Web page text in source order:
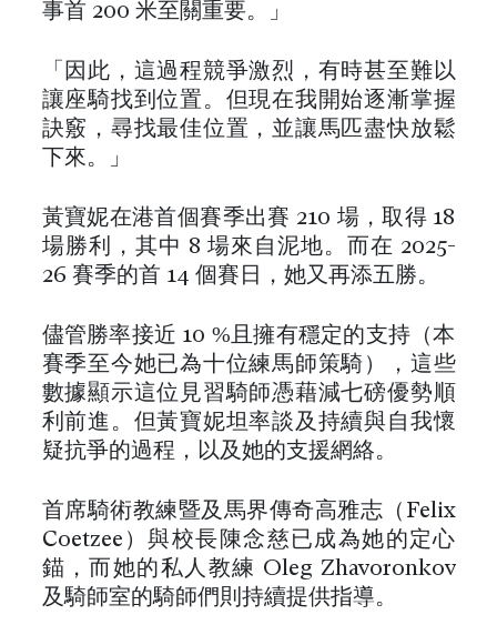
事首 200 米至關重要。」
「因此，這過程競爭激烈，有時甚至難以
讓座騎找到位置。但現在我開始逐漸掌握
訣竅，尋找最佳位置，並讓馬匹盡快放鬆
下來。」
黃寶妮在港首個賽季出賽 210 場，取得 18
場勝利，其中 8 場來自泥地。而在 2025-
26 賽季的首 14 個賽日，她又再添五勝。
儘管勝率接近 10 %且擁有穩定的支持（本
賽季至今她已為十位練馬師策騎），這些
數據顯示這位見習騎師憑藉減七磅優勢順
利前進。但黃寶妮坦率談及持續與自我懷
疑抗爭的過程，以及她的支援網絡。
首席騎術教練暨及馬界傳奇高雅志（Felix
Coetzee）與校長陳念慈已成為她的定心
錨，而她的私人教練 Oleg Zhavoronkov
及騎師室的騎師們則持續提供指導。